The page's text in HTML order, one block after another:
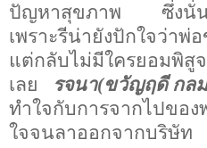
ปัญหาสุขภาพ ซึ่งนั่นท
เพราะรีน่ายังปักใจว่าพ่
แต่กลับไม่มีใครยอมพิสู
เลย
รจนา(ขวัญฤดี กล
ทำใจกับการจากไปของ
ใจจนลาออกจากบริษัท